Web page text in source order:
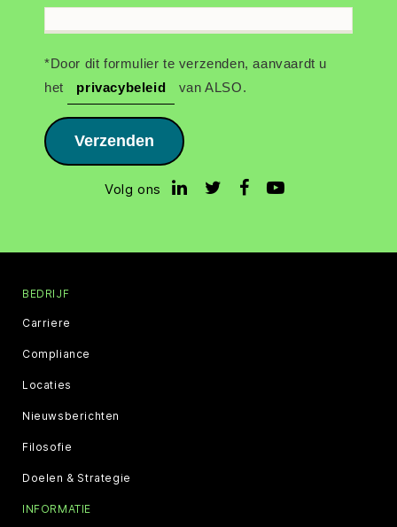
*Door dit formulier te verzenden, aanvaardt u
het
privacybeleid van ALSO.
Verzenden
Volg ons
BEDRIJF
Carriere
Compliance
Locaties
Nieuwsberichten
Filosofie
Doelen & Strategie
INFORMATIE